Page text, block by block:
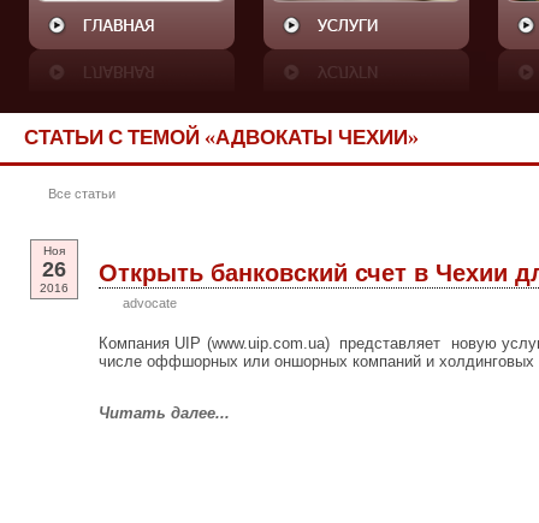
СТАТЬИ С ТЕМОЙ «АДВОКАТЫ ЧЕХИИ»
Все статьи
Ноя
26
2016
Открыть банковский счет в Чехии
advocate
Компания UIP (www.uip.com.ua) представляет новую
числе оффшорных или оншорных компаний и холдинговых
Читать далее...